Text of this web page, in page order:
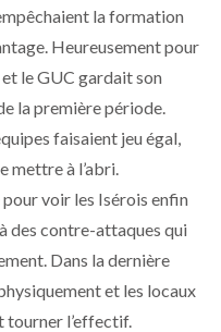
la formation
Heureusement pour
le GUC gardait son
la première période.
faisaient jeu égal,
mettre à l’abri.
voir les Isérois enfin
des contre-attaques qui
Dans la dernière
et les locaux
tourner l’effectif.